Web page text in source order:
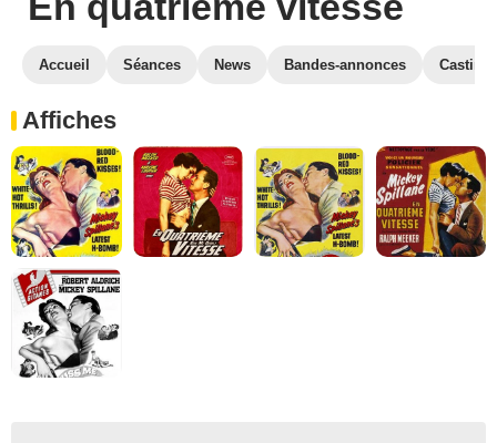
Accueil Séances News Bandes-annonces Casting
Affiches